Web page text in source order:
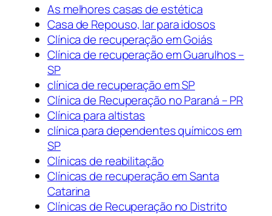
As melhores casas de estética
Casa de Repouso, lar para idosos
Clínica de recuperação em Goiás
Clínica de recuperação em Guarulhos –
SP
clínica de recuperação em SP
Clínica de Recuperação no Paraná – PR
Clínica para altistas
clínica para dependentes químicos em
SP
Clínicas de reabilitação
Clínicas de recuperação em Santa
Catarina
Clínicas de Recuperação no Distrito